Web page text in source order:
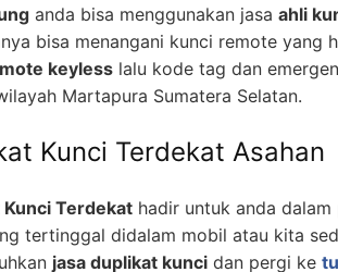
anda bisa menggunakan jasa ahli
bisa menangani kunci remote yang
keyless lalu kode tag dan
Martapura Sumatera Selatan.
Kunci Terdekat Asahan
Kunci Terdekat hadir untuk anda
tertinggal didalam mobil atau kita
jasa duplikat kunci dan pergi ke